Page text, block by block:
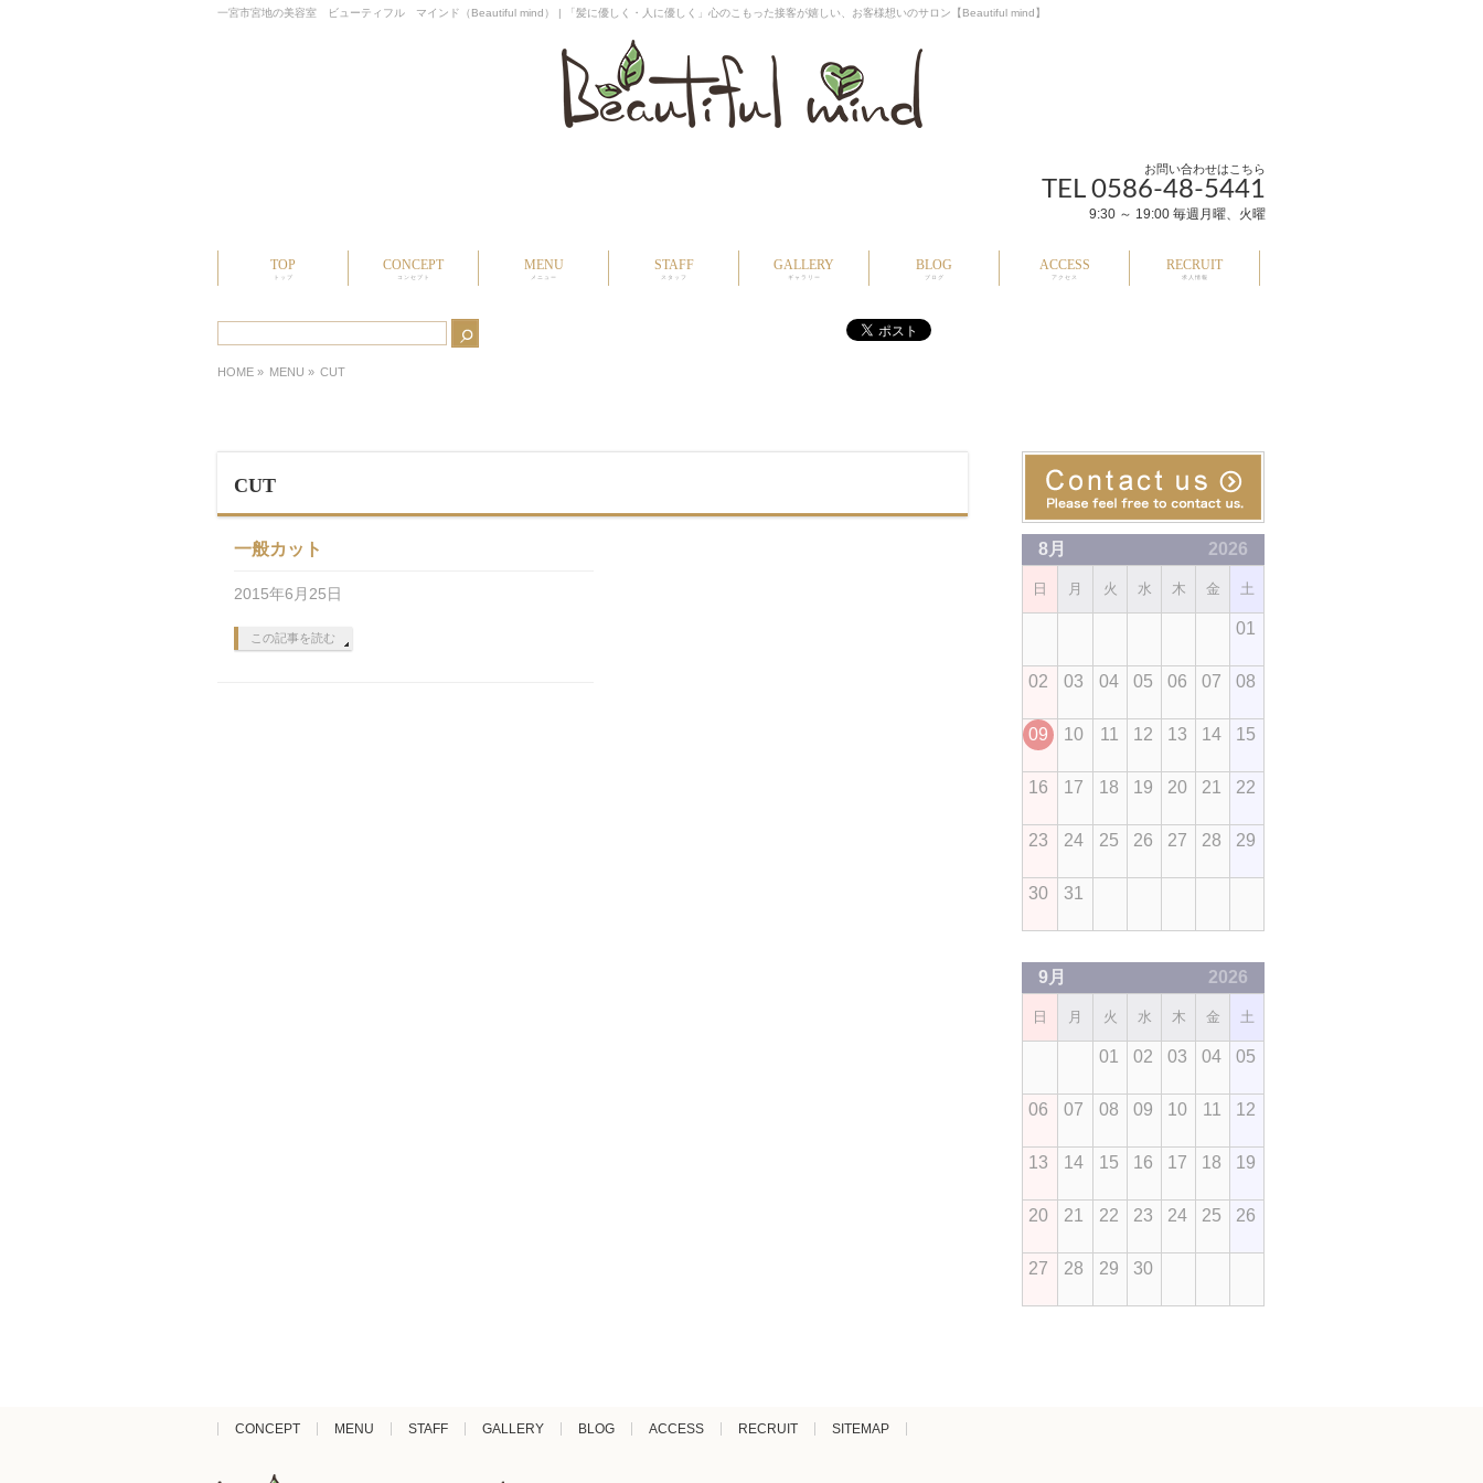
一宮市宮地の美容室 ビューティフル マインド（Beautiful mind） | 「髪に優しく・人に優しく」心のこもった接客が嬉しい、お客様想いのサロン【Beautiful mind】
お問い合わせはこちら
TEL 0586-48-5441
9:30 ～ 19:00 毎週月曜、火曜
TOP
トップ
CONCEPT
コンセプト
MENU
メニュー
STAFF
スタッフ
GALLERY
ギャラリー
BLOG
ブログ
ACCESS
アクセス
RECRUIT
求人情報
HOME » MENU » CUT
CUT
一般カット
2015年6月25日
この記事を読む
8月 2026
日 月 火 水 木 金 土
01
02 03 04 05 06 07 08
09 10 11 12 13 14 15
16 17 18 19 20 21 22
23 24 25 26 27 28 29
30 31
9月 2026
日 月 火 水 木 金 土
01 02 03 04 05
06 07 08 09 10 11 12
13 14 15 16 17 18 19
20 21 22 23 24 25 26
27 28 29 30
CONCEPT MENU STAFF GALLERY BLOG ACCESS RECRUIT SITEMAP